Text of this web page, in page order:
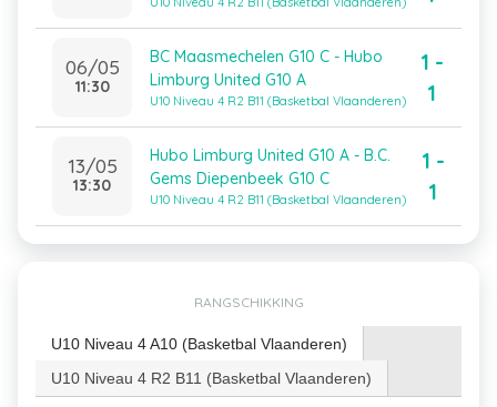
06/05
11:30
BC Maasmechelen G10 C - Hubo
Limburg United G10 A
U10 Niveau 4 R2 B11 (Basketbal Vlaanderen)
1 -
1
13/05
13:30
Hubo Limburg United G10 A - B.C.
Gems Diepenbeek G10 C
U10 Niveau 4 R2 B11 (Basketbal Vlaanderen)
1 -
1
RANGSCHIKKING
U10 Niveau 4 A10 (Basketbal Vlaanderen)
U10 Niveau 4 R2 B11 (Basketbal Vlaanderen)